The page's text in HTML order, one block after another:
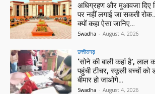
अधिग्रहण और मुआवजा दिए
पर नहीं लगाई जा सकती
क्यों कहा ऐसा जानिए…
Swadha - August 4, 2026
छत्तीसगढ़
‘सोने की बाली कहां है’,
पहुंची टीचर, स्कूली बच्चों को
बीमार हो जाओगे…
Swadha - August 4, 2026